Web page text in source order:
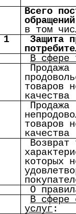
Всего
обращений
в том
1
Защита
В сфере
Продажа
товаров
качества
Продажа
товаров
качества
Возврат
которых
О
В сфере
услуг :